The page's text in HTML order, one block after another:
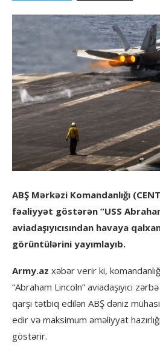
ABŞ Mərkəzi Komandanlığı
fəaliyyət göstərən “USS
aviadaşıyıcısından havaya
görüntülərini yayımlayıb.
Army.az xəbər verir ki,
“Abraham Lincoln” aviadaşıyıcı
qarşı tətbiq edilən ABŞ dəniz
edir və maksimum əməliyyat
göstərir.